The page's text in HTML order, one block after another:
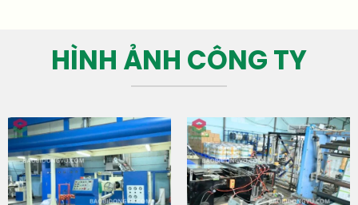
HÌNH ẢNH CÔNG TY